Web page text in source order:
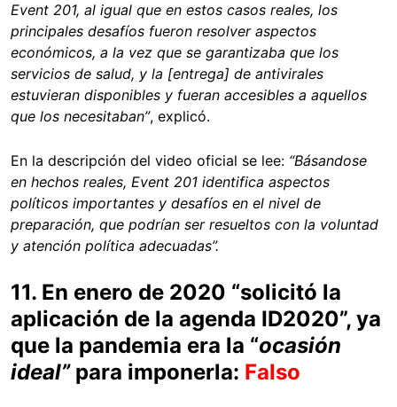
Event 201, al igual que en estos casos reales, los
principales desafíos fueron resolver aspectos
económicos, a la vez que se garantizaba que los
servicios de salud, y la [entrega] de antivirales
estuvieran disponibles y fueran accesibles a aquellos
que los necesitaban”, explicó.
En la descripción del video oficial se lee: “Básandose
en hechos reales, Event 201 identifica aspectos
políticos importantes y desafíos en el nivel de
preparación, que podrían ser resueltos con la voluntad
y atención política adecuadas”.
11. En enero de 2020 “solicitó la
aplicación de la agenda ID2020”, ya
que la pandemia era la “ocasión
ideal”para imponerla: Falso